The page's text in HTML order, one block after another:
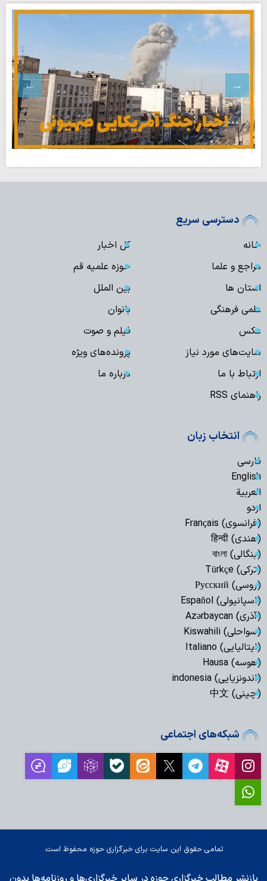
دسترسی سریع
خانه
کل اخبار
مراجع و علما
حوزه علمیه قم
استان ها
بین الملل
علمی فرهنگی
بانوان
عکس
فیلم و صوت
سایت‌های مورد نیاز
پرونده‌های ویژه
ارتباط با ما
درباره ما
راهنمای RSS
انتخاب زبان
فارسی
English
العربیة
اردو
(فرانسوی) Français
(هندی) हिन्दी
(بنگالی) বাংলা
(ترکی) Türkçe
(روسی) Русский
(اسپانیولی) Español
(آذری) Azərbaycan
(سواحلی) Kiswahili
(ایتالیایی) Italiano
(هوسه) Hausa
(اندونزیایی) indonesia
(چینی) 中文
شبکه‌های اجتماعی
تمامی حقوق این سایت برای خبرگزاری حوزه محفوظ است.